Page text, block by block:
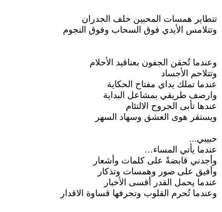
تتطاير همسات المحبين خلف الجدران
وتتلامس الأيدي فوق السحاب وفوق النجوم
وعندما تٌحقن الجفون بعناقيد الأحلام
وتتلاحم الأجساد
عندما تملك يداي مفتاح الحكاية
وارصف طريقي بمشاعل البداية
عندها تأبى الجروح الالتئام
ويستقر هوى العشق وسهاد السهر
حبيبي...
عندما يأتي المساء…
وأجدني قابضةً على كلمات وأشعار
وأفيق على صور وهمسات وتذكار
عندما يحمل القدر أقسى الأخبار
وعندما تُحرم القلوب وتجرفها قساوة الاقدار